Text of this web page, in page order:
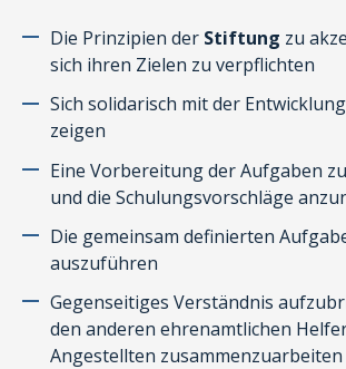
Die Prinzipien der Stiftung zu
sich ihren Zielen zu verpflichten
Sich solidarisch mit der
zeigen
Eine Vorbereitung der Aufgaben
und die Schulungsvorschläge
Die gemeinsam definierten
auszuführen
Gegenseitiges Verständnis
den anderen ehrenamtlichen
Angestellten zusammenzuarbeiten